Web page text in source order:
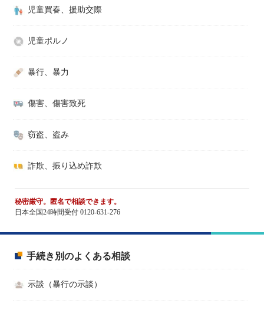
児童買春、援助交際
児童ポルノ
暴行、暴力
傷害、傷害致死
窃盗、盗み
詐欺、振り込め詐欺
秘密厳守。匿名で相談できます。
日本全国24時間受付 0120-631-276
手続き別のよくある相談
示談（暴行の示談）